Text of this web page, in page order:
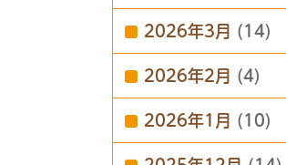
2026年3月 (14)
2026年2月 (4)
2026年1月 (10)